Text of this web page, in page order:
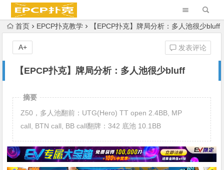
首页 EPCP扑克教学 【EPCP扑克】牌局分析：多人池很少bluff
【EPCP扑克】牌局分析：多人池很少bluff
发表评论
A+
摘要
Z50，多人池翻前：UTG(Hero) TT open 2.4BB, MP
call, BTN call, BB call翻牌：342 底池 10.1BB